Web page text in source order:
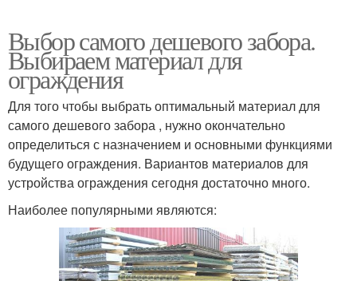
Выбор самого дешевого забора.
Выбираем материал для
ограждения
Для того чтобы выбрать оптимальный материал для
самого дешевого забора , нужно окончательно
определиться с назначением и основными функциями
будущего ограждения. Вариантов материалов для
устройства ограждения сегодня достаточно много.
Наиболее популярными являются: